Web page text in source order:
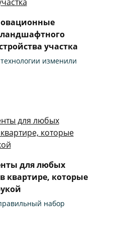
участка
изменили
для любых
квартире, которые
набор